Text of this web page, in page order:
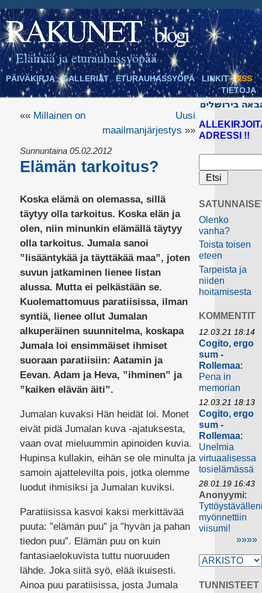
RAKUNET blogi
Elämää ja eturauhassyöpää
PÄIVÄKIRJA GALLERIAT ETURAUHASSYÖPÄ LINKIT
RSS
TIETOJA
«« Millainen on
Uusi
maailmanjärjestys »»
Sunnuntaina 05.02.2012
Elämän tarkoitus?
Koska elämä on olemassa, sillä
täytyy olla tarkoitus. Koska elän ja
olen, niin minunkin elämällä täytyy
olla tarkoitus. Jumala sanoi
”lisääntykää ja täyttäkää maa”, joten
suvun jatkaminen lienee listan
alussa. Mutta ei pelkästään se.
Kuolemattomuus paratiisissa, ilman
syntiä, lienee ollut Jumalan
alkuperäinen suunnitelma, koskapa
Jumala loi ensimmäiset ihmiset
suoraan paratiisiin: Aatamin ja
Eevan. Adam ja Heva, ”ihminen” ja
”kaiken elävän äiti”.
Jumalan kuvaksi Hän heidät loi. Monet
eivät pidä Jumalan kuva -ajatuksesta,
vaan ovat mieluummin apinoiden kuvia.
Hupinsa kullakin, eihän se ole minulta ja
samoin ajattelevilta pois, jotka olemme
luodut ihmisiksi ja Jumalan kuviksi.
Paratiisissa kasvoi kaksi merkittävää
puuta: ”elämän puu” ja ”hyvän ja pahan
tiedon puu”. Elämän puu on kuin
fantasiaelokuvista tuttu nuoruuden
lähde. Joka siitä syö, elää ikuisesti.
Ainoa puu paratiisissa, josta Jumala
ADRESSI !!
Olenko
vanha?
Toista toisen
eteen
Tarpeista ja
niiden
hoitamisesta
KOMMENTIT
12.03.21 18:14
Cogito, ergo
sum -
Rollemaa:
Pena in
memorian
12.03.21 18:13
Cogito, ergo
sum -
Rollemaa:
Unelmia
virtuaalisessa
tosielämässä
28.01.19 16:43
Anonyymi:
myönnettiin
viisumi!
»»»»
TUNNISTEET